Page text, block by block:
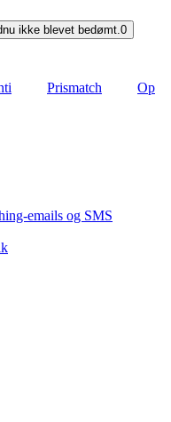
ikke blevet bedømt.0
Prismatch
Op
emails og SMS